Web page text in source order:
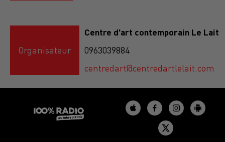
Organisateur
Centre d'art contemporain Le Lait
0963039884
centredart@centredartlelait.com